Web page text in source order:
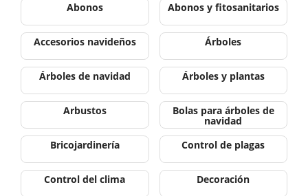
Abonos Abonos y fitosanitarios
Accesorios navideños Árboles
Árboles de navidad Árboles y plantas
Arbustos Bolas para árboles de
navidad
Bricojardinería
Control de plagas
Control del clima Decoración